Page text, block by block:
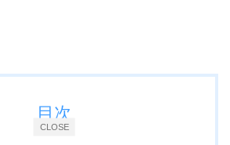
CLOSE
目次